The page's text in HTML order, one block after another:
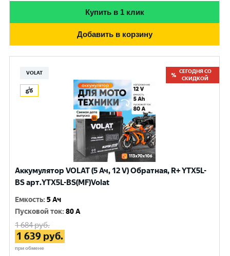
Купить в 1 клик
Добавить в корзину
VOLAT
СЕГОДНЯ СО
СКИДКОЙ
Аккумулятор VOLAT (5 Ач, 12 V) Обратная, R+ YTX5L-
BS арт.YTX5L-BS(MF)Volat
Емкость:5 Ач
Пусковой ток:80 A
1 684руб.
1 639 руб.
при обмене